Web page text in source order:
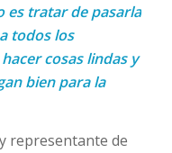
es tratar de pasarla
todos los
cosas lindas y
bien para la
representante de